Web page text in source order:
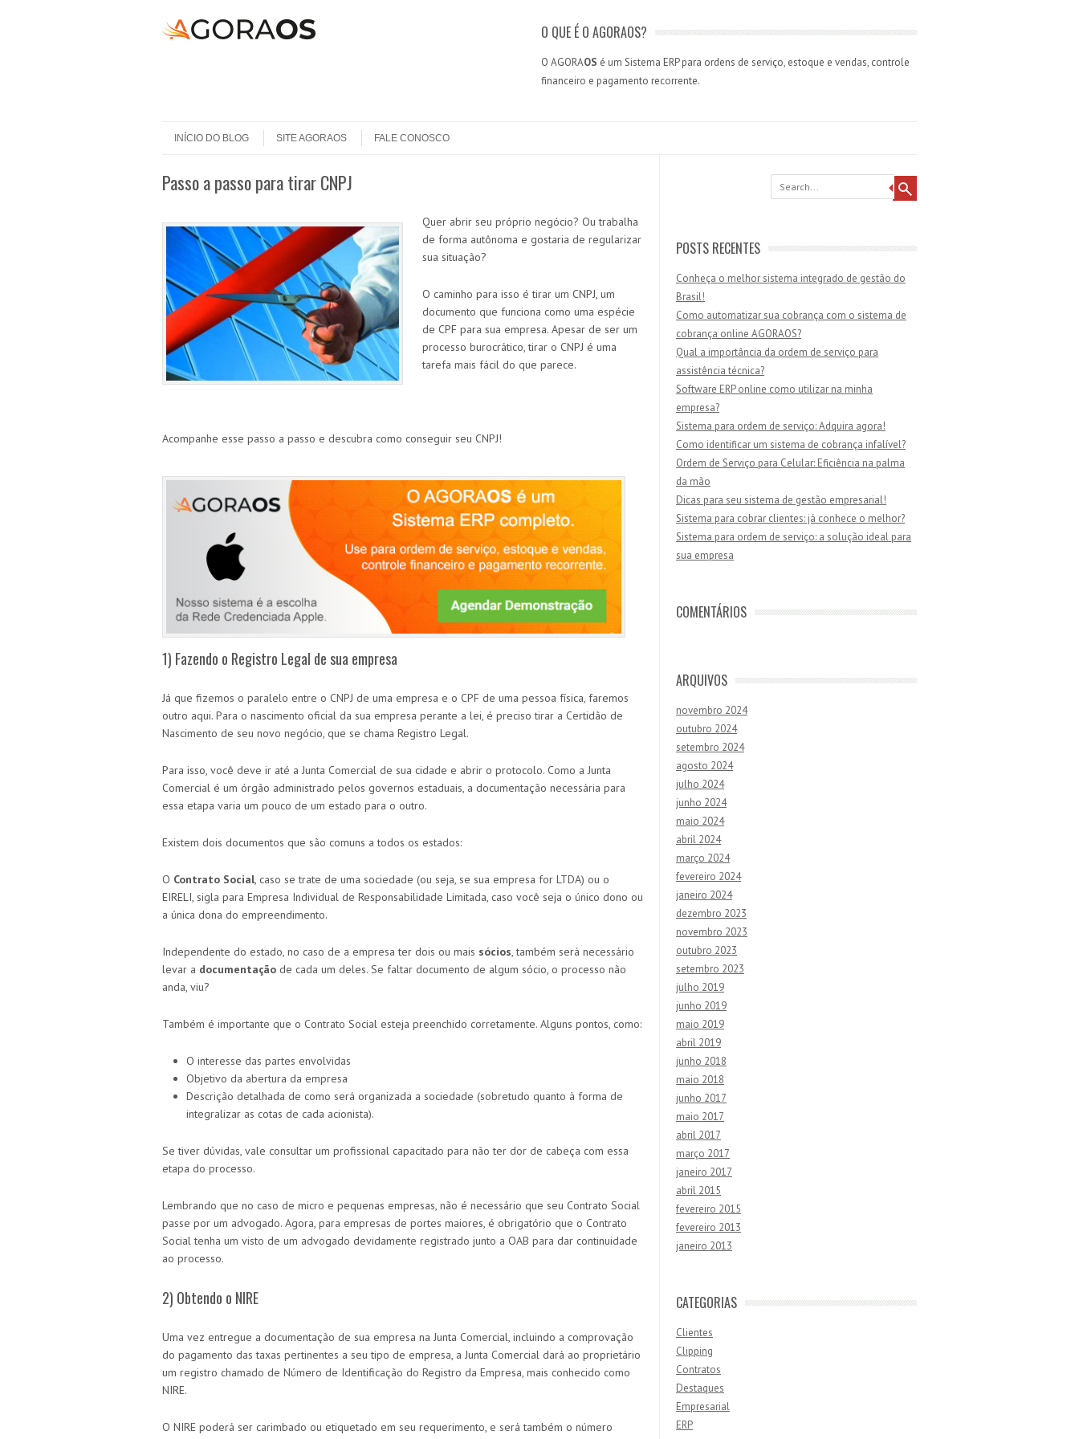
O QUE É O AGORAOS?
O AGORAOS é um Sistema ERP para ordens de serviço, estoque e vendas, controle
financeiro e pagamento recorrente.
Menu
INÍCIO DO BLOG
SITE AGORAOS FALE CONOSCO
Passo a passo para tirar CNPJ
Quer abrir seu próprio negócio? Ou trabalha
de forma autônoma e gostaria de regularizar
sua situação?
O caminho para isso é tirar um CNPJ, um
documento que funciona como uma espécie
de CPF para sua empresa. Apesar de ser um
processo burocrático, tirar o CNPJ é uma
tarefa mais fácil do que parece.
Acompanhe esse passo a passo e descubra como conseguir seu CNPJ!
1) Fazendo o Registro Legal de sua empresa
Já que fizemos o paralelo entre o CNPJ de uma empresa e o CPF de uma pessoa física, faremos
outro aqui. Para o nascimento oficial da sua empresa perante a lei, é preciso tirar a Certidão de
Nascimento de seu novo negócio, que se chama Registro Legal.
Para isso, você deve ir até a Junta Comercial de sua cidade e abrir o protocolo. Como a Junta
Comercial é um órgão administrado pelos governos estaduais, a documentação necessária para
essa etapa varia um pouco de um estado para o outro.
Existem dois documentos que são comuns a todos os estados:
O Contrato Social, caso se trate de uma sociedade (ou seja, se sua empresa for LTDA) ou o
EIRELI, sigla para Empresa Individual de Responsabilidade Limitada, caso você seja o único dono ou
a única dona do empreendimento.
Independente do estado, no caso de a empresa ter dois ou mais sócios, também será necessário
levar a documentação de cada um deles. Se faltar documento de algum sócio, o processo não
anda, viu?
Também é importante que o Contrato Social esteja preenchido corretamente. Alguns pontos, como:
O interesse das partes envolvidas
Objetivo da abertura da empresa
Descrição detalhada de como será organizada a sociedade (sobretudo quanto à forma de
integralizar as cotas de cada acionista).
Se tiver dúvidas, vale consultar um profissional capacitado para não ter dor de cabeça com essa
etapa do processo.
Lembrando que no caso de micro e pequenas empresas, não é necessário que seu Contrato Social
passe por um advogado. Agora, para empresas de portes maiores, é obrigatório que o Contrato
Social tenha um visto de um advogado devidamente registrado junto a OAB para dar continuidade
ao processo.
2) Obtendo o NIRE
Uma vez entregue a documentação de sua empresa na Junta Comercial, incluindo a comprovação
do pagamento das taxas pertinentes a seu tipo de empresa, a Junta Comercial dará ao proprietário
um registro chamado de Número de Identificação do Registro da Empresa, mais conhecido como
NIRE.
O NIRE poderá ser carimbado ou etiquetado em seu requerimento, e será também o número
POSTS RECENTES
Conheça o melhor sistema integrado de gestão do
Brasil!
Como automatizar sua cobrança com o sistema de
cobrança online AGORAOS?
Qual a importância da ordem de serviço para
assistência técnica?
Software ERP online como utilizar na minha
empresa?
Sistema para ordem de serviço: Adquira agora!
Como identificar um sistema de cobrança infalível?
Ordem de Serviço para Celular: Eficiência na palma
da mão
Dicas para seu sistema de gestão empresarial!
Sistema para cobrar clientes: já conhece o melhor?
Sistema para ordem de serviço: a solução ideal para
sua empresa
COMENTÁRIOS
ARQUIVOS
novembro 2024
outubro 2024
setembro 2024
agosto 2024
julho 2024
junho 2024
maio 2024
abril 2024
março 2024
fevereiro 2024
janeiro 2024
dezembro 2023
novembro 2023
outubro 2023
setembro 2023
julho 2019
junho 2019
maio 2019
abril 2019
junho 2018
maio 2018
junho 2017
maio 2017
abril 2017
março 2017
janeiro 2017
abril 2015
fevereiro 2015
fevereiro 2013
janeiro 2013
CATEGORIAS
Clientes
Clipping
Contratos
Destaques
Empresarial
ERP